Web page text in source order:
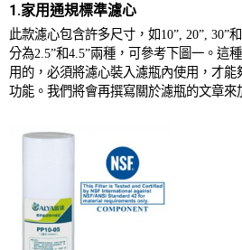
1.家用通規標準濾心
此款濾心包含許多尺寸，如10” , 20” , 30”和
分為2.5”和4.5”兩種，可參考下圖一。這
用的，必須將濾心裝入濾瓶內使用，才
功能。我們將會再撰寫關於濾瓶的文章來